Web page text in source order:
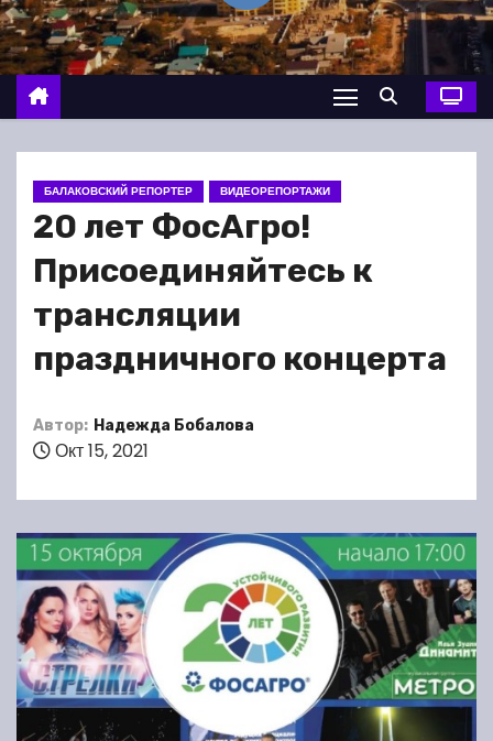
о
м
у
БАЛАКОВСКИЙ РЕПОРТЕР ВИДЕОРЕПОРТАЖИ
20 лет ФосАгро!
Присоединяйтесь к
трансляции
праздничного концерта
Автор: Надежда Бобалова
Окт 15, 2021